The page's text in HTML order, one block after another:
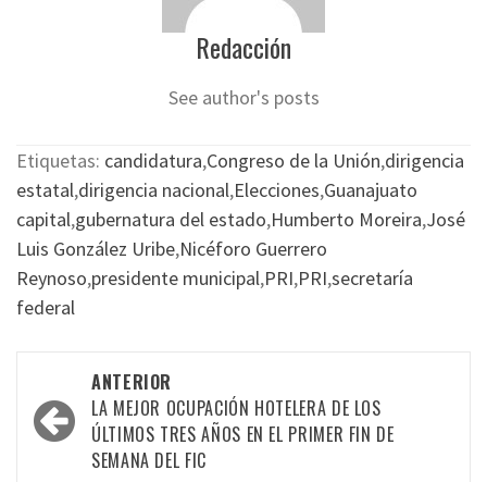
Redacción
See author's posts
Etiquetas: candidatura,Congreso de la Unión,dirigencia
estatal,dirigencia nacional,Elecciones,Guanajuato
capital,gubernatura del estado,Humberto Moreira,José
Luis González Uribe,Nicéforo Guerrero
Reynoso,presidente municipal,PRI,PRI,secretaría
federal
Navegación
por
las
ANTERIOR
LA MEJOR OCUPACIÓN HOTELERA DE LOS
ÚLTIMOS TRES AÑOS EN EL PRIMER FIN DE
SEMANA DEL FIC